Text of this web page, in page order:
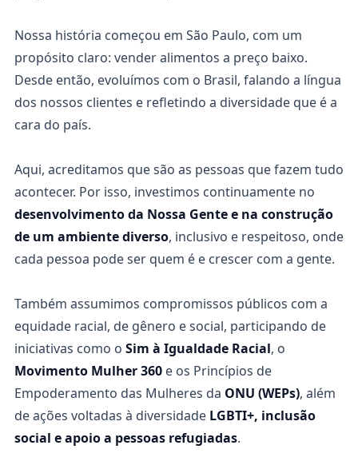
Nossa história começou em São Paulo, com um
propósito claro: vender alimentos a preço baixo.
Desde então, evoluímos com o Brasil, falando a língua
dos nossos clientes e refletindo a diversidade que é a
cara do país.
Aqui, acreditamos que são as pessoas que fazem tudo
acontecer. Por isso, investimos continuamente no
desenvolvimento da Nossa Gente e na construção
de um ambiente diverso, inclusivo e respeitoso, onde
cada pessoa pode ser quem é e crescer com a gente.
Também assumimos compromissos públicos com a
equidade racial, de gênero e social, participando de
iniciativas como o Sim à Igualdade Racial, o
Movimento Mulher 360 e os Princípios de
Empoderamento das Mulheres da ONU (WEPs), além
de ações voltadas à diversidade LGBTI+, inclusão
social e apoio a pessoas refugiadas.